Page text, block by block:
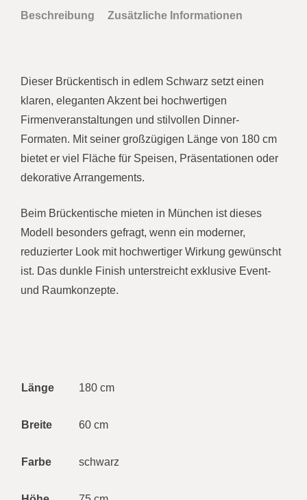
Beschreibung Zusätzliche Informationen
Dieser Brückentisch in edlem Schwarz setzt einen
klaren, eleganten Akzent bei hochwertigen
Firmenveranstaltungen und stilvollen Dinner-
Formaten. Mit seiner großzügigen Länge von 180 cm
bietet er viel Fläche für Speisen, Präsentationen oder
dekorative Arrangements.
Beim Brückentische mieten in München ist dieses
Modell besonders gefragt, wenn ein moderner,
reduzierter Look mit hochwertiger Wirkung gewünscht
ist. Das dunkle Finish unterstreicht exklusive Event-
und Raumkonzepte.
Länge 180 cm
Breite 60 cm
Farbe schwarz